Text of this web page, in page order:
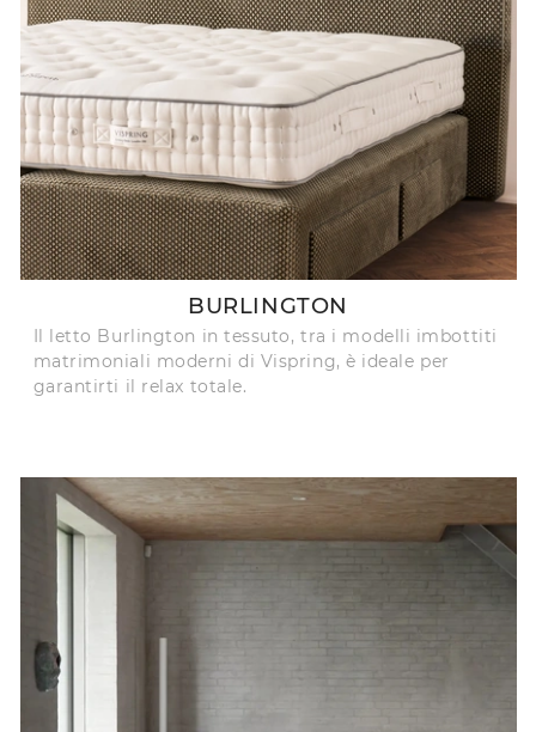
BURLINGTON
Il letto Burlington in tessuto, tra i modelli imbottiti
matrimoniali moderni di Vispring, è ideale per
garantirti il relax totale.